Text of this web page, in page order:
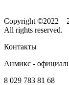
Copyright
All rights reserved.
Контакты
Анмикс -
8 029 783 81 68